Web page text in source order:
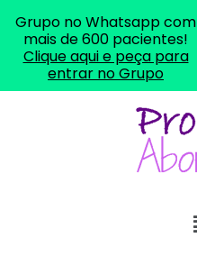
Grupo no Whatsapp com
mais de 600 pacientes!
Clique aqui e peça para
entrar no Grupo